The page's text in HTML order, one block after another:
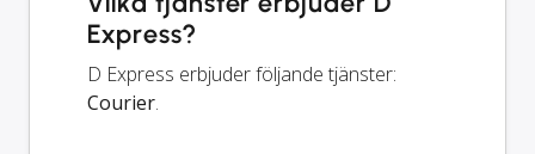
Express?
D Express erbjuder följande tjänster:
Courier.